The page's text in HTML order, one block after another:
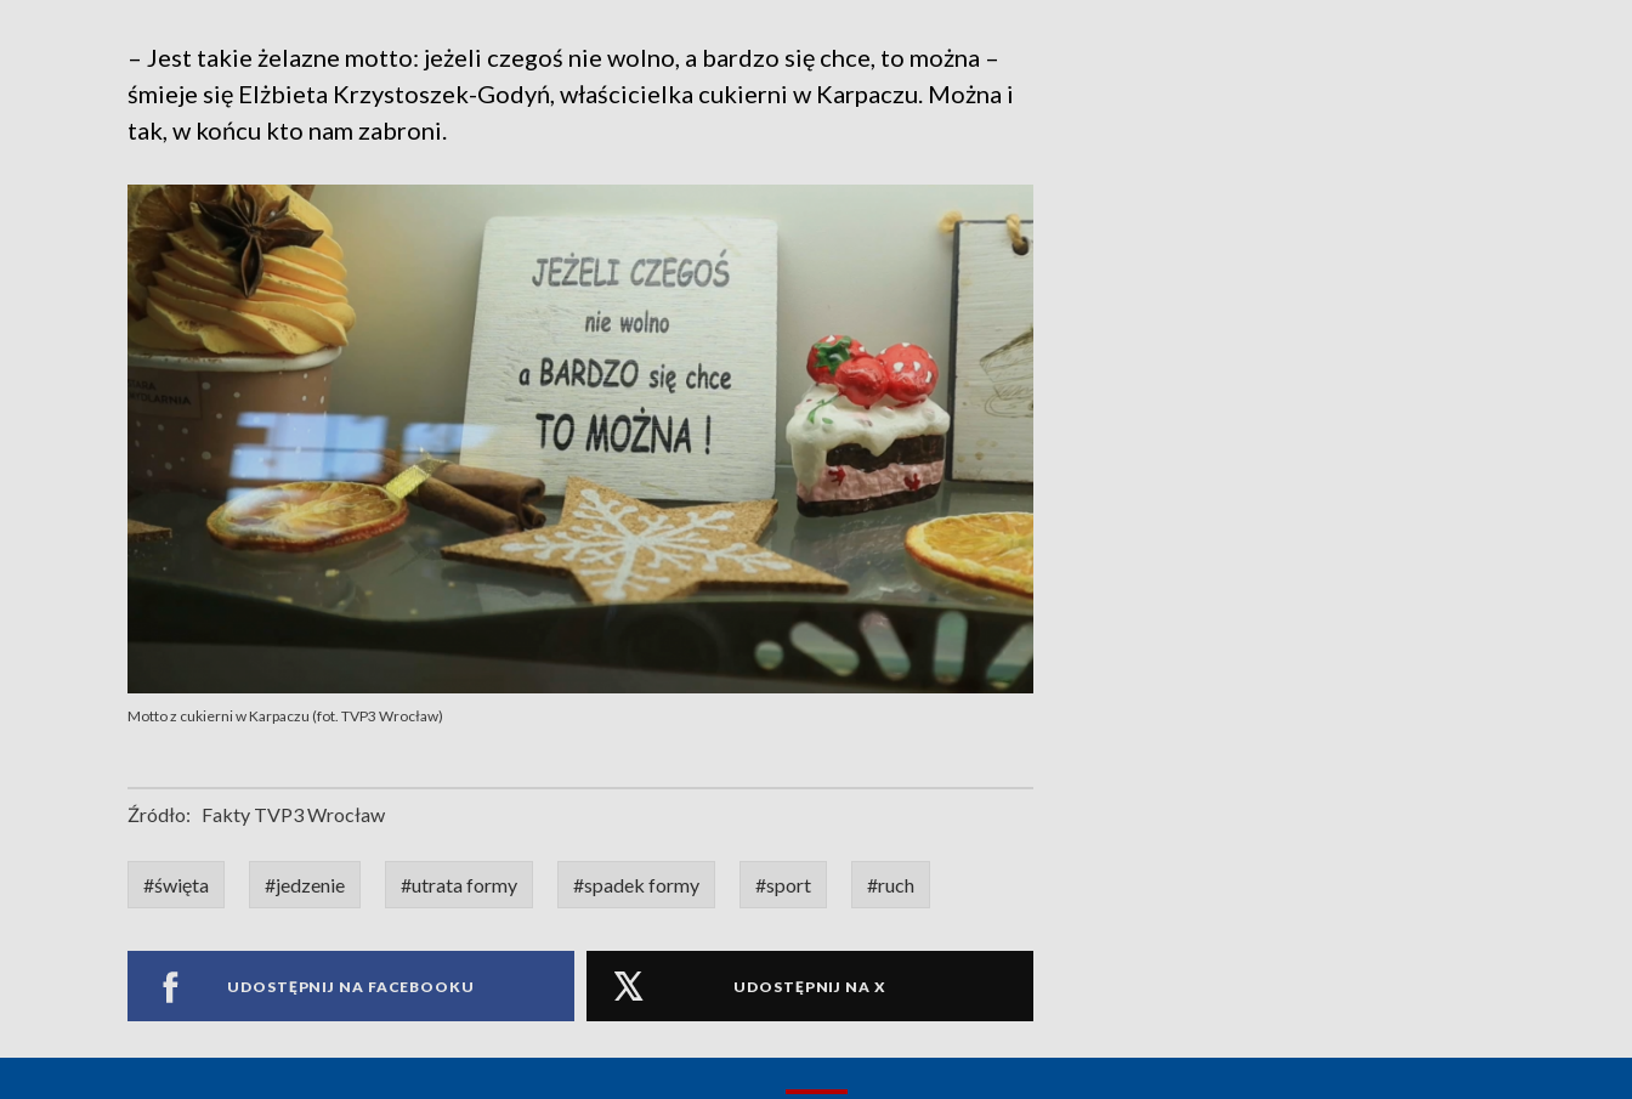
– Jest takie żelazne motto: jeżeli czegoś nie wolno, a bardzo się chce, to można –
śmieje się Elżbieta Krzystoszek-Godyń, właścicielka cukierni w Karpaczu. Można i
tak, w końcu kto nam zabroni.
Motto z cukierni w Karpaczu (fot. TVP3 Wrocław)
Źródło: Fakty TVP3 Wrocław
#święta #jedzenie #utrata formy #spadek formy #sport #ruch
UDOSTĘPNIJ NA FACEBOOKU UDOSTĘPNIJ NA X